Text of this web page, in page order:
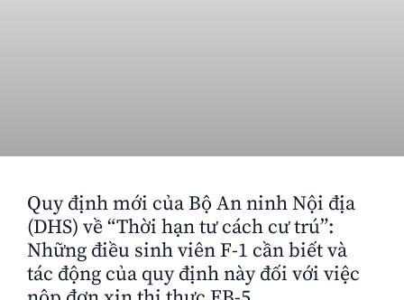
Quy định mới của Bộ An ninh Nội địa
(DHS) về “Thời hạn tư cách cư trú”:
Những điều sinh viên F-1 cần biết và
tác động của quy định này đối với việc